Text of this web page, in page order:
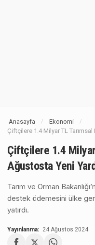
Anasayfa / Ekonomi /
Çiftçilere 1.4 Milyar TL
Çiftçilere 1.4
Ağustosta Yeni
Tarım ve Orman
destek ödemesini ülke
yatırdı.
Yayınlanma: 24 Ağustos 2024